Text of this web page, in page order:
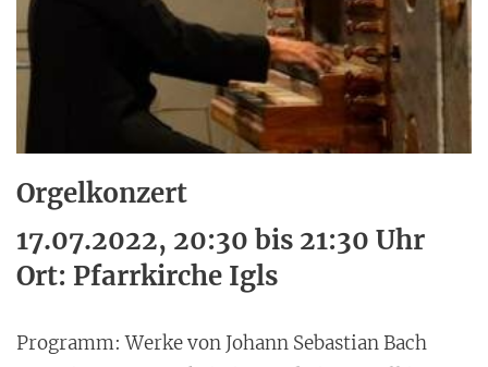
Orgelkonzert
17.07.2022, 20:30 bis 21:30 Uhr
Ort: Pfarrkirche Igls
Programm: Werke von Johann Sebastian Bach